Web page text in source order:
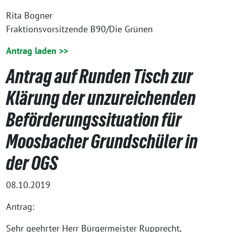
Rita Bogner
Fraktionsvorsitzende B90/Die Grünen
Antrag laden >>
Antrag auf Runden Tisch zur
Klärung der unzureichenden
Beförderungssituation für
Moosbacher Grundschüler in
der OGS
08.10.2019
Antrag:
Sehr geehrter Herr Bürgermeister Rupprecht,